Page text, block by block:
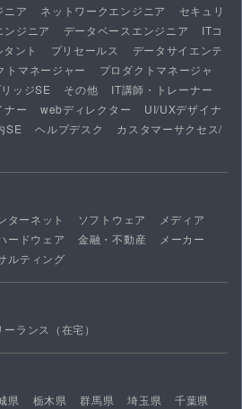
ニア ネットワークエンジニア
セキュリ
ンジニア データベースエンジニア
ITコ
ント プリセールス
データサイエンテ
トマネージャー
プロダクトマネージャ
ッジSE その他
IT講師・トレーナー
ナー webディレクター
UI/UXデザイナ
SE ヘルプデスク
カスタマーサクセス/
ターネット ソフトウェア
メディア
ードウェア 金融・不動産
メーカー
ルティング
ーランス（在宅）
県 栃木県 群馬県 埼玉県
千葉県